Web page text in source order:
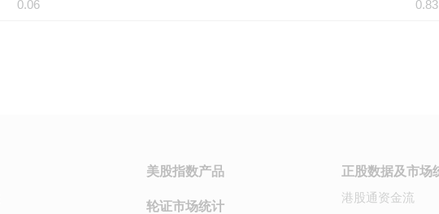
0.06
美股指数产品
轮证市场统计
正股数据及市场
港股通资金流